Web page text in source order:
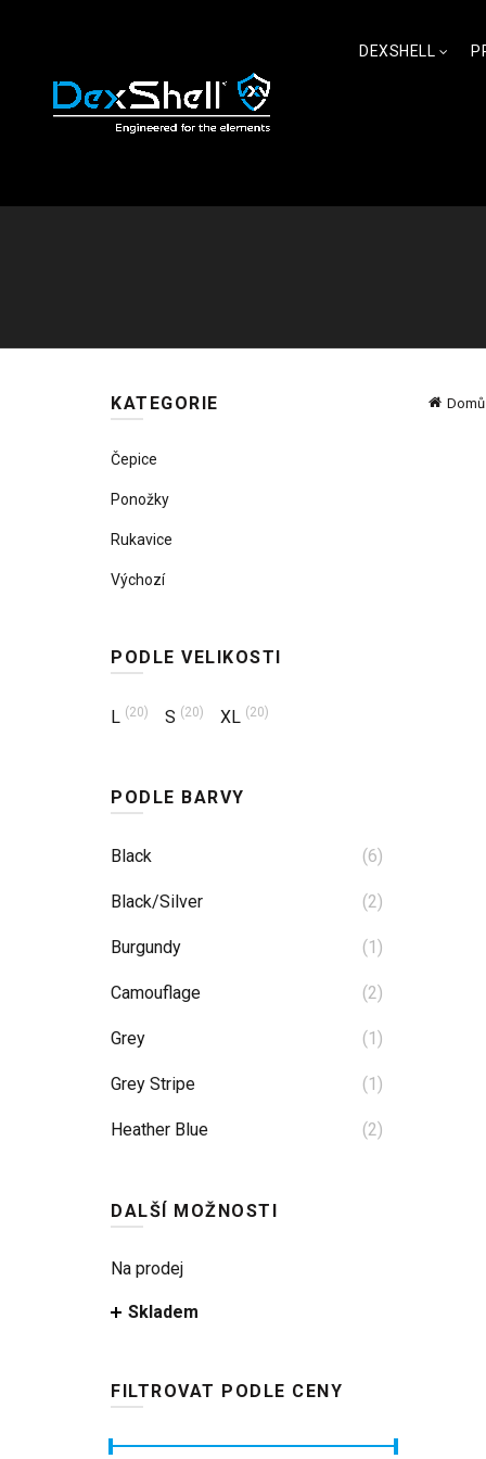
DEXSHELL
Domů
KATEGORIE
Čepice
Ponožky
Rukavice
Výchozí
PODLE VELIKOSTI
L (20) S (20) XL (20)
PODLE BARVY
Black (6)
Black/Silver (2)
Burgundy (1)
Camouflage (2)
Grey (1)
Grey Stripe (1)
Heather Blue (2)
Hi-vis Yellow Stripe
Jet Black Grey
Mallard Blue
Olive Green
Sea Green (1)
DALŠÍ MOŽNOSTI
Na prodej
Skladem
FILTROVAT PODLE CENY